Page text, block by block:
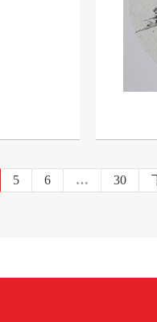
◇ 小里画室教师内训 | 厉
◇ 向老师致敬|小里画室祝
5 6 … 30